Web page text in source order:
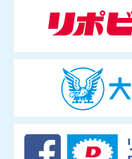
ースで読み解くネット社会の歩
等多数。マスメディアでも積極
1年4月〜）もつとめる。